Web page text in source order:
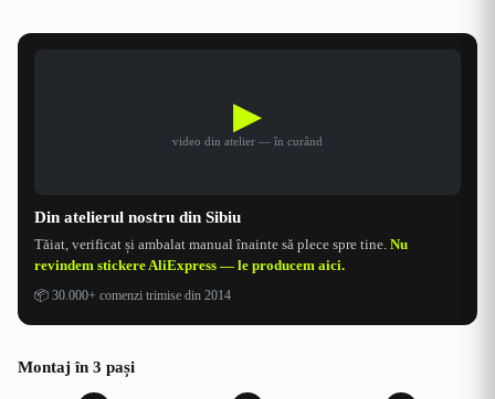
▶
video din atelier — în curând
Din atelierul nostru din Sibiu
Tăiat, verificat și ambalat manual înainte să plece spre tine. Nu
revindem stickere AliExpress — le producem aici.
📦 30.000+ comenzi trimise din 2014
Montaj în 3 pași